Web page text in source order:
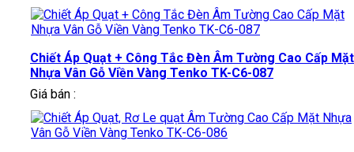
Chiết Áp Quạt + Công Tắc Đèn Âm Tường Cao Cấp Mặt
Nhựa Vân Gỗ Viền Vàng Tenko TK-C6-087
Giá bán :